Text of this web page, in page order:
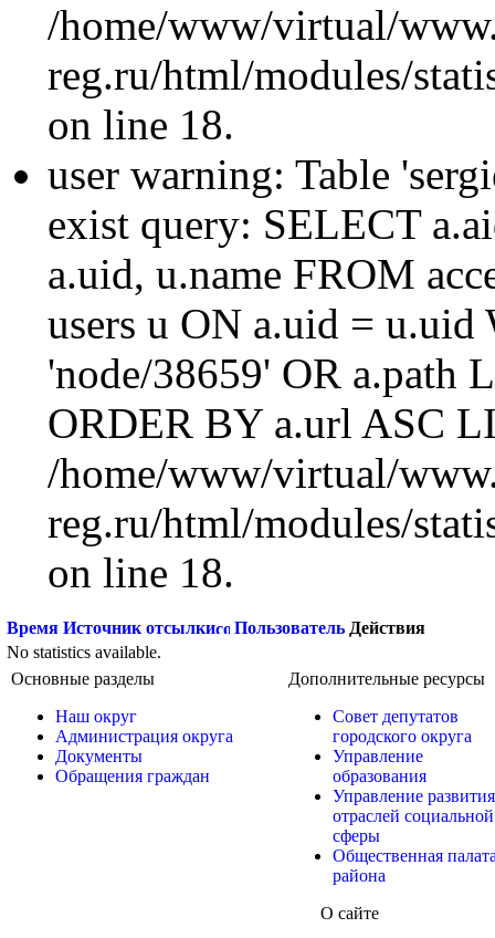
/home/www/virtual/
reg.ru/html/modules/
on line 18.
user warning: Table
exist query: SELECT
a.uid, u.name FROM
users u ON a.uid = u.uid
'node/38659' OR a.path
ORDER BY a.url ASC
/home/www/virtual/
reg.ru/html/modules/
on line 18.
Время Источник отсылки Пользователь Действия
No statistics available.
Основные разделы
Наш округ
Администрация округа
Документы
Обращения граждан
Дополнительные ресурсы
Совет депутатов
городского округа
Управление
образования
Управление развития
отраслей социальной
сферы
Общественная
района
О сайте